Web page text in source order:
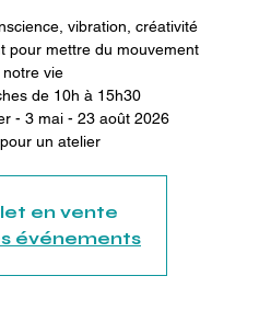
vibration, créativité
pour mettre du mouvement
vie
de 10h à 15h30
- 3 mai - 23 août 2026
un atelier
en vente
événements